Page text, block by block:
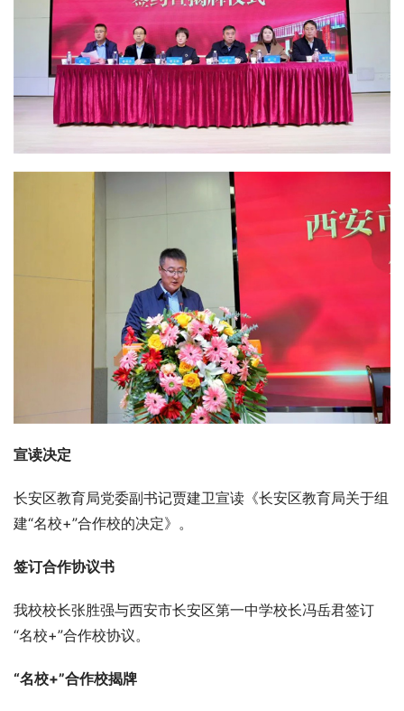
宣读决定
长安区教育局党委副书记贾建卫宣读《长安区教育局关于组
建“名校+”合作校的决定》。
签订合作协议书
我校校长张胜强与西安市长安区第一中学校长冯岳君签订
“名校+”合作校协议。
“名校+”合作校揭牌